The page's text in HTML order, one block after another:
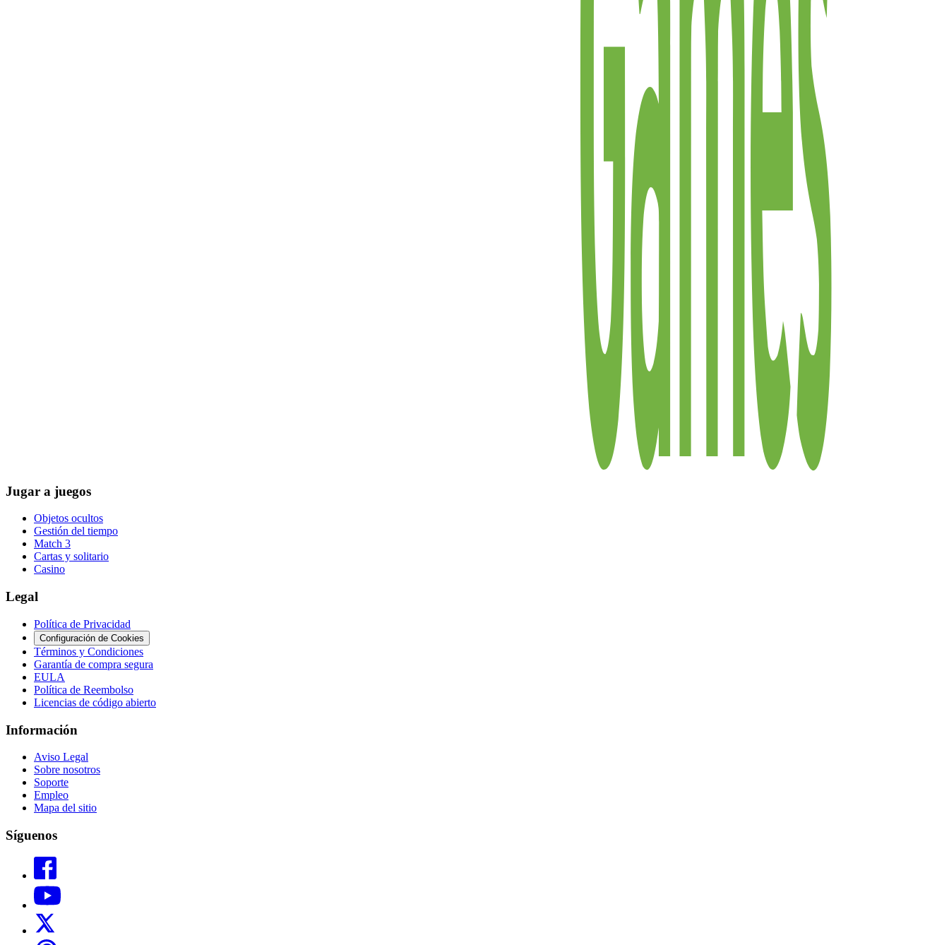
Jugar a juegos
Objetos ocultos
Gestión del tiempo
Match 3
Cartas y solitario
Casino
Legal
Política de Privacidad
Configuración de Cookies
Términos y Condiciones
Garantía de compra segura
EULA
Política de Reembolso
Licencias de código abierto
Información
Aviso Legal
Sobre nosotros
Soporte
Empleo
Mapa del sitio
Síguenos